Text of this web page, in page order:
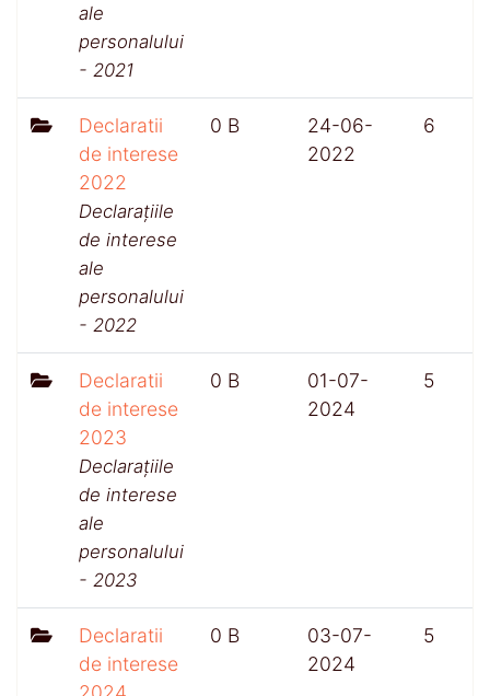
ale
personalului
- 2021
Declaratii
de interese
2022
Declarațiile
de interese
ale
personalului
- 2022
0 B
24-06-
2022
6
Declaratii
de interese
2023
Declarațiile
de interese
ale
personalului
- 2023
0 B
01-07-
2024
5
Declaratii
de interese
0 B
03-07-
2024
5